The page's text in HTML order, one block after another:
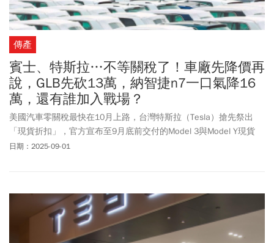
傳產
賓士、特斯拉…不等關稅了！車廠先降價再
說，GLB先砍13萬，納智捷n7一口氣降16
萬，還有誰加入戰場？
美國汽車零關稅最快在10月上路，台灣特斯拉（Tesla）搶先祭出
「現貨折扣」，官方宣布至9月底前交付的Model 3與Model Y現貨
車，將推出最高10萬元的限時優惠，賓士也祭出降價策略。台灣特
日期：2025-09-01